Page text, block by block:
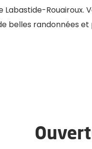
Rouairoux.
belles randonnées